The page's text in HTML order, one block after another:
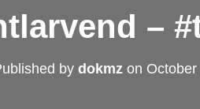
–
by dokmz on